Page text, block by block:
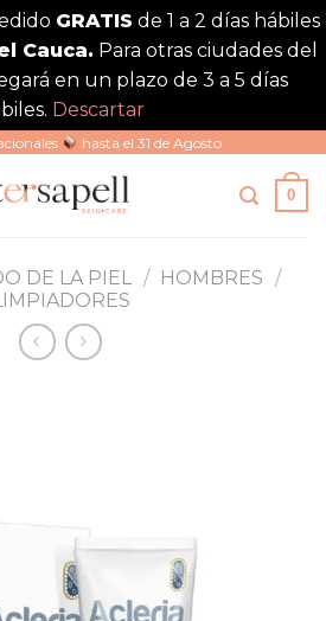
GRATIS de 1 a 2 días hábiles
Cauca. Para otras ciudades del
en un plazo de 3 a 5 días
Descartar
hasta el 31 de Agosto
0
DE LA PIEL / HOMBRES /